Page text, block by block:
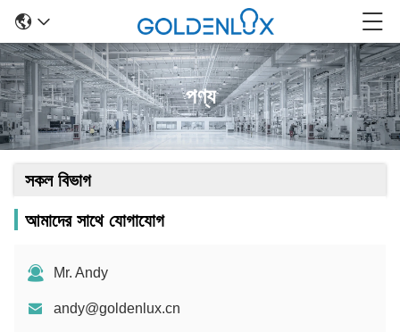
পণ্য
সকল বিভাগ
আমাদের সাথে যোগাযোগ
Mr. Andy
andy@goldenlux.cn